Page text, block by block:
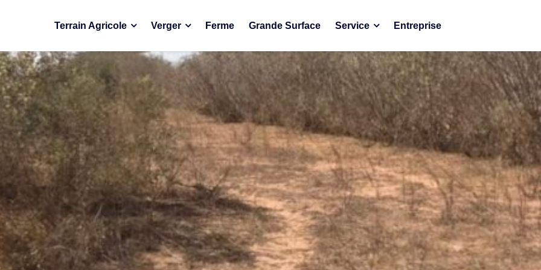
Terrain Agricole Verger Ferme Grande Surface Service Entreprise